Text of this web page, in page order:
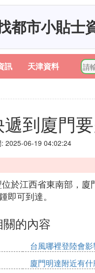
都市小貼士
訊 天津資料
到廈門
2025-06-19 04:02:24
於江西省東南部，
即可到達。
的內容
台風哪裡登陸會
廈門明達附近有